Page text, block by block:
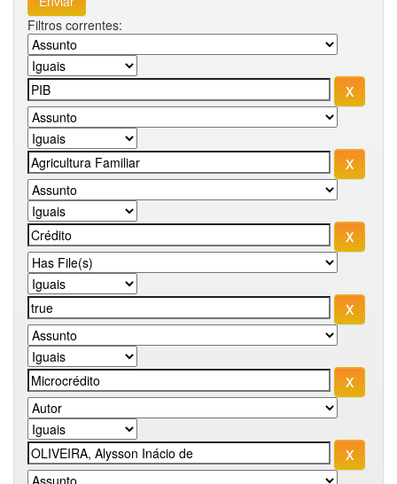
Filtros correntes: